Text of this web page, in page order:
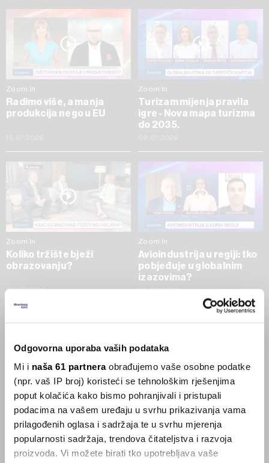
Odgovorna uporaba vaših podataka
Mi i naša 61 partneraobrađujemo vaše osobne podatke
(npr. vaš IP broj) koristeći se tehnološkim rješenjima
poput kolačića kako bismo pohranjivali i pristupali
podacima na vašem uređaju u svrhu prikazivanja vama
prilagođenih oglasa i sadržaja te u svrhu mjerenja
popularnosti sadržaja, trendova čitateljstva i razvoja
proizvoda. Vi možete birati tko upotrebljava vaše
Zoom In
Radimo više, a manja
produkcija nego u EU
Zoom In
Turizam mijenja pravila
igre - Nova mapa turizma
do 2035.
Zoom In
Koliko tržište bježi
obrazovanju?
02.07.2026
Zoom In
Avioindustrija u regiji: tko
pobjeđuje u globalnim
izazovima?
23.06.2026
SVE VIJESTI IZ RUBRIKE ZOOM IN
Businessweek Adria
Korisnici GLP-1 lijekova mršave,
ekonomija se deblja
Visok trošak selidbe kompanija iz Kine